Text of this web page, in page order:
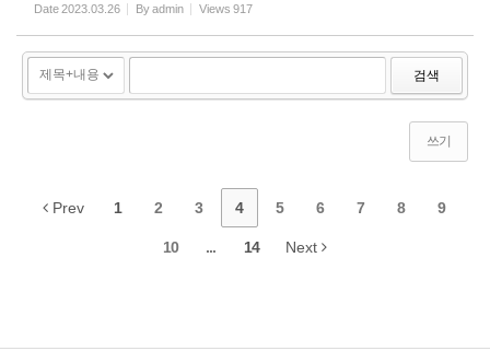
Date2023.03.26 Byadmin Views 917
검색
쓰기
Prev 1 2 3 4 5 6 7 8 9
10 ... 14 Next